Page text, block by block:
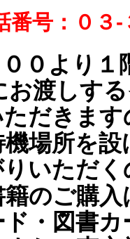
番号：０３
０より
お渡しす
ただきま
機場所を
りいただ
のご購
・図書